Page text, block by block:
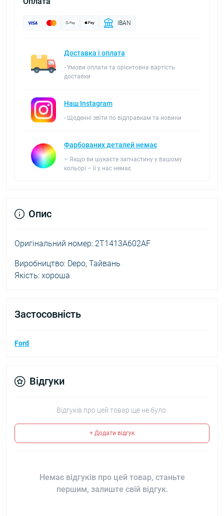
IBAN
Доставка і оплата
- Умови оплати та орієнтовна вартість
доставки
Наш Instagram
- Щоденні звіти по відправкам та новини
Фарбованих деталей немає
– Якщо ви шукаєте запчастину у вашому
кольорі – її у нас немає
Опис
Оригінальний номер: 2T1413A602AF
Виробництво: Depo, Тайвань
Якість: хороша
Застосовність
Ford
Відгуки
Відгуків про цей товар ще не було.
+ Додати відгук
Немає відгуків про цей товар, станьте
першим, залиште свій відгук.